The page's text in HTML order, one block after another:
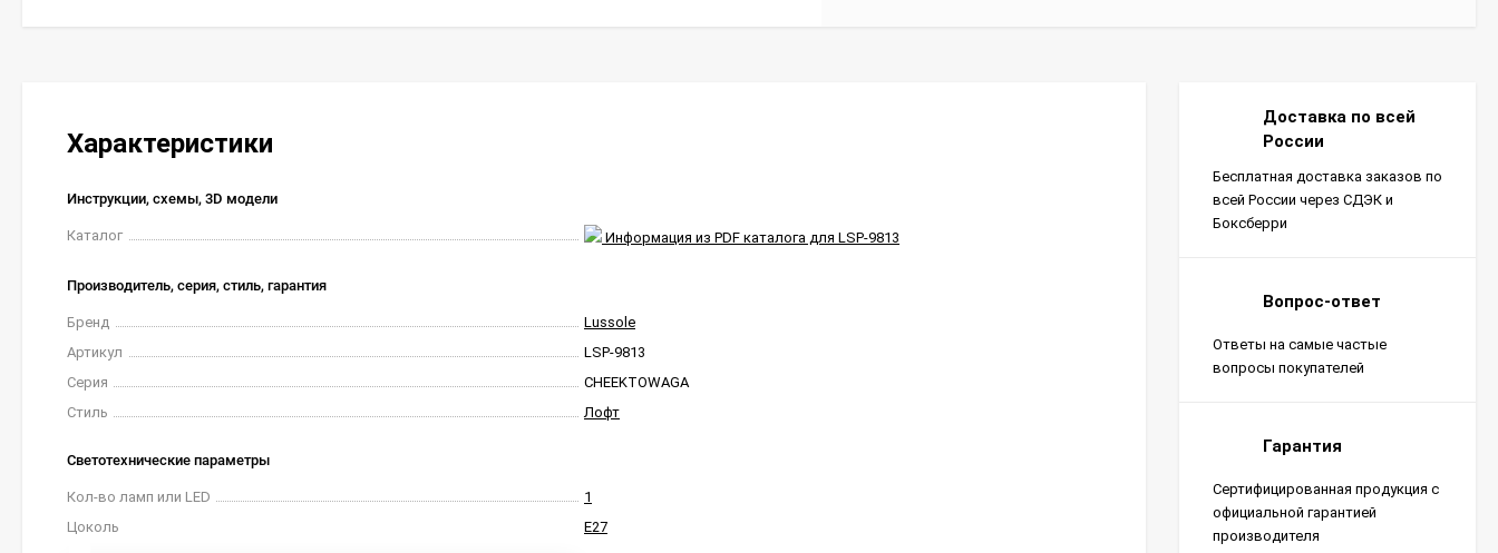
Характеристики
Инструкции, схемы, 3D модели
Каталог Информация из PDF каталога для LSP-9813
Производитель, серия, стиль, гарантия
Бренд
Lussole
Артикул
LSP-9813
Серия
CHEEKTOWAGA
Стиль
Лофт
Светотехнические параметры
Кол-во ламп или LED
1
Цоколь
E27
Доставка по всей
России
Бесплатная доставка заказов по
всей России через СДЭК и
Боксберри
Вопрос-ответ
Ответы на самые частые
вопросы покупателей
Гарантия
Сертифицированная продукция с
официальной гарантией
производителя